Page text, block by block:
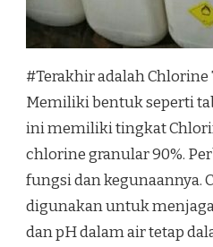
#Terakhir adalah Chlorine
Memiliki bentuk seperti
ini memiliki tingkat
chlorine granular 90%.
fungsi dan kegunaannya.
digunakan untuk
dan pH dalam air tetap